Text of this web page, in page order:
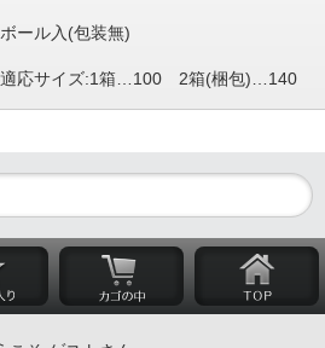
ール入(包装無)
適応サイズ:1箱…100 2箱(梱包)…140